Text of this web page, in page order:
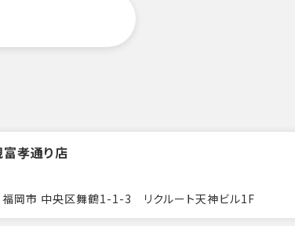
孝通り店
岡市 中央区舞鶴1-1-3 リクルート天神ビル1F